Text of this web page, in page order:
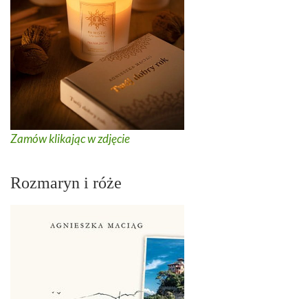
Zamów klikając w zdjęcie
Rozmaryn i róże